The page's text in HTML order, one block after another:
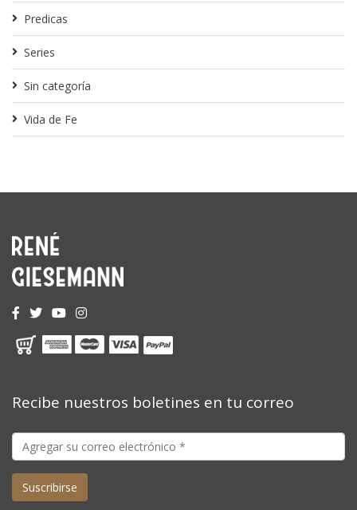
Predicas
Series
Sin categoría
Vida de Fe
Recibe nuestros boletines en tu correo